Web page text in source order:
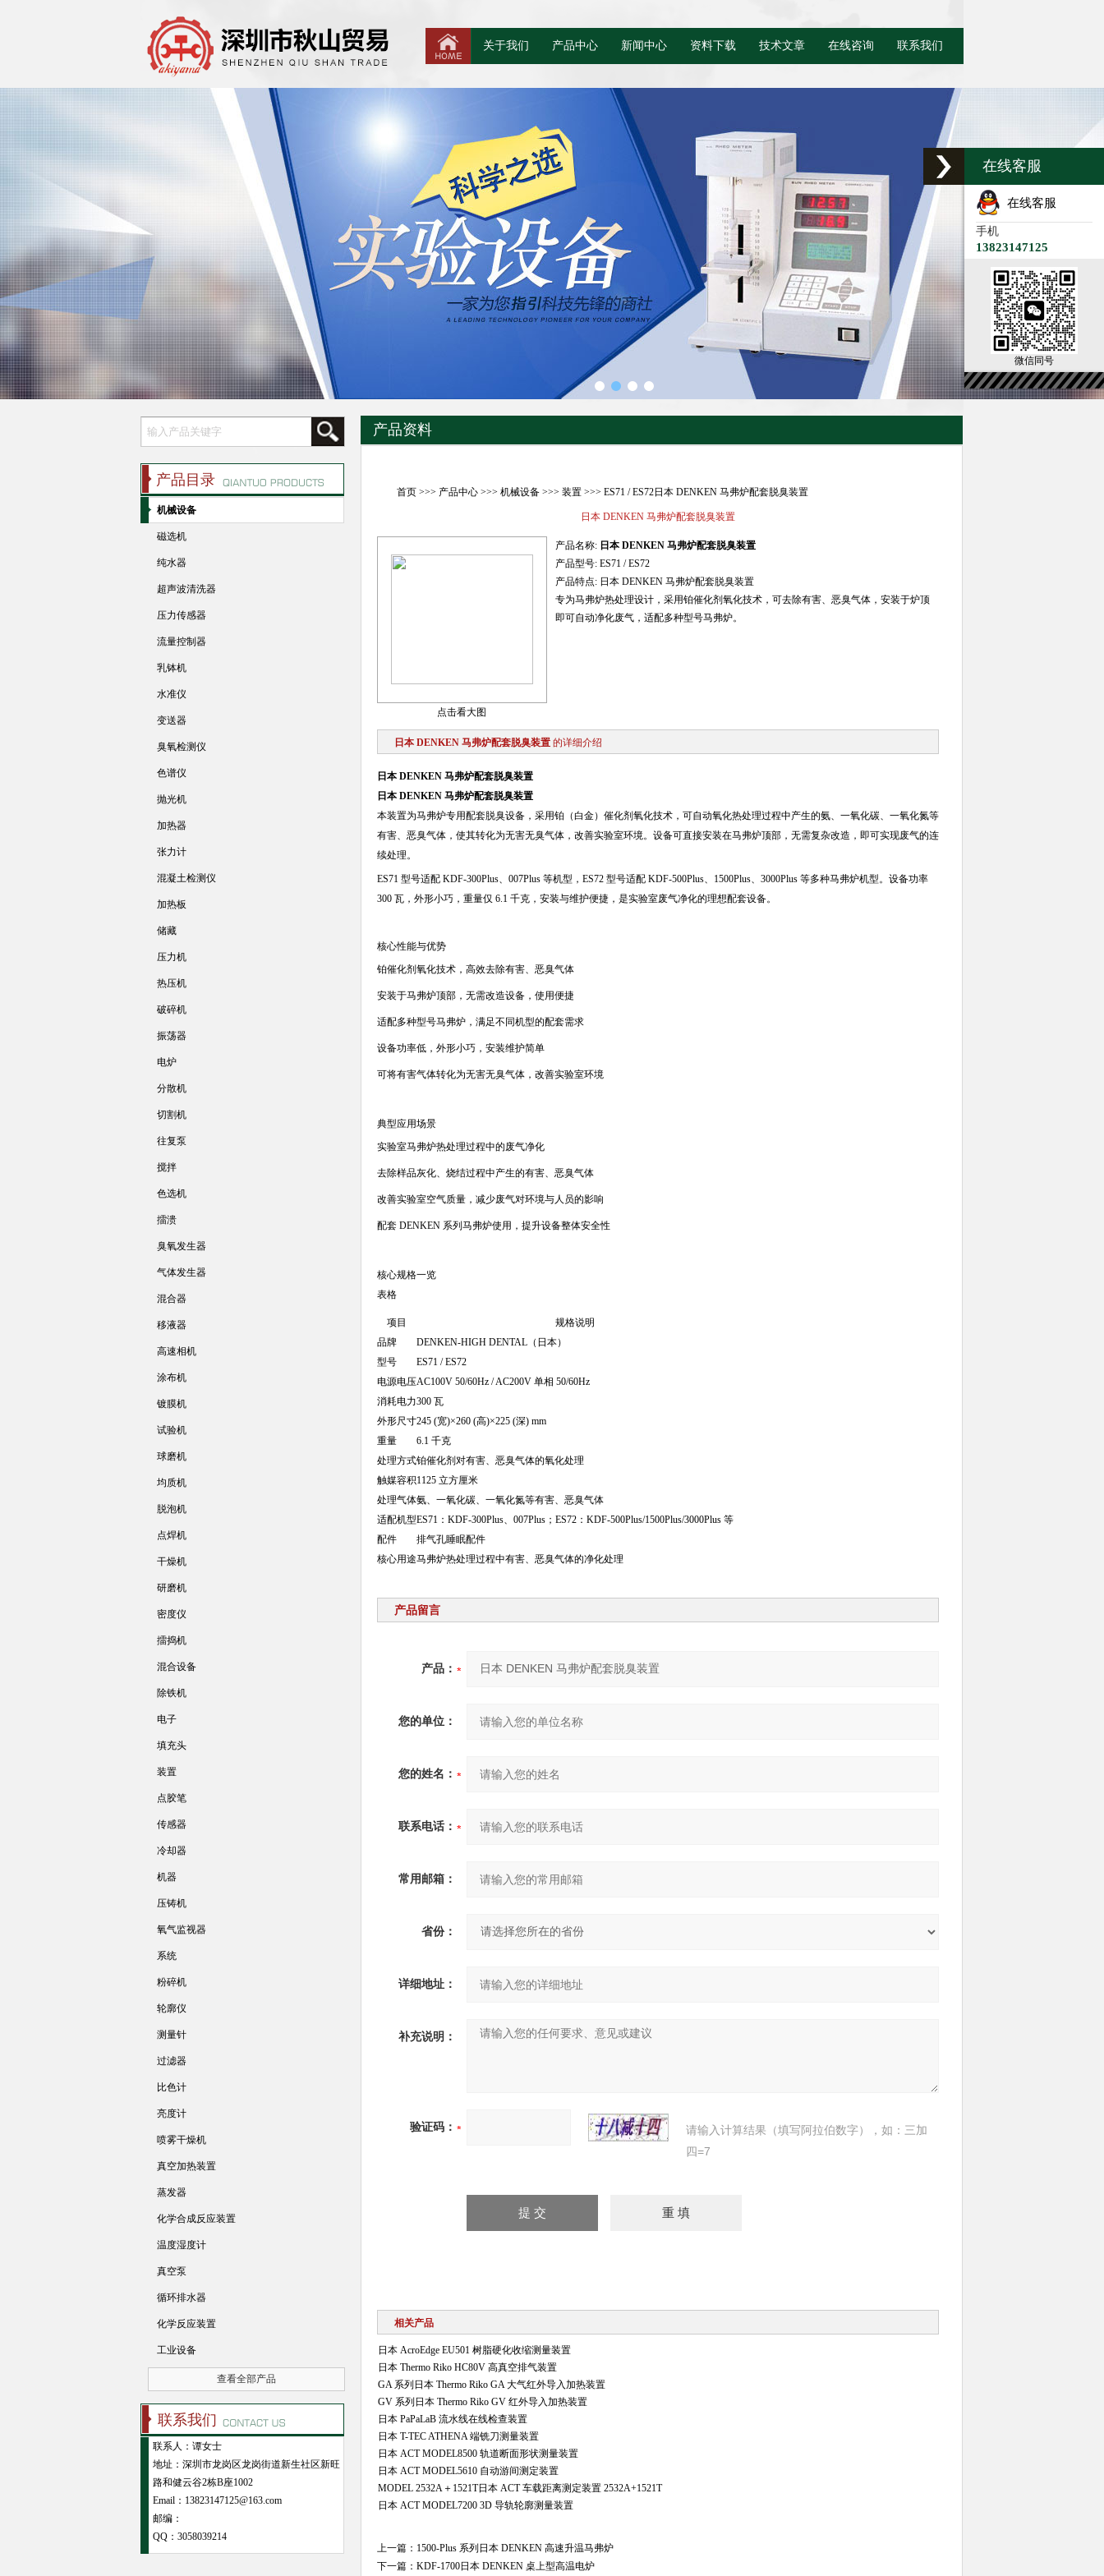
关于我们 产品中心 新闻中心 资料下载 技术文章 在线咨询 联系我们
产品资料
首页>>> 产品中心>>> 机械设备>>> 装置>>> ES71 / ES72日本 DENKEN 马弗炉配套脱臭装置
日本 DENKEN 马弗炉配套脱臭装置
点击看大图
产品名称: 日本 DENKEN 马弗炉配套脱臭装置
产品型号: ES71 / ES72
产品特点: 日本 DENKEN 马弗炉配套脱臭装置
专为马弗炉热处理设计，采用铂催化剂氧化技术，可去除有害、恶臭气体，安装于炉顶
即可自动净化废气，适配多种型号马弗炉。
日本 DENKEN 马弗炉配套脱臭装置 的详细介绍
日本 DENKEN 马弗炉配套脱臭装置
日本 DENKEN 马弗炉配套脱臭装置
本装置为马弗炉专用配套脱臭设备，采用铂（白金）催化剂氧化技术，可自动氧化热处理过程中产生的氨、一氧化碳、一氧化氮等
有害、恶臭气体，使其转化为无害无臭气体，改善实验室环境。设备可直接安装在马弗炉顶部，无需复杂改造，即可实现废气的连
续处理。
ES71 型号适配 KDF-300Plus、007Plus 等机型，ES72 型号适配 KDF-500Plus、1500Plus、3000Plus 等多种马弗炉机型。设备功率
300 瓦，外形小巧，重量仅 6.1 千克，安装与维护便捷，是实验室废气净化的理想配套设备。
核心性能与优势
铂催化剂氧化技术，高效去除有害、恶臭气体
安装于马弗炉顶部，无需改造设备，使用便捷
适配多种型号马弗炉，满足不同机型的配套需求
设备功率低，外形小巧，安装维护简单
可将有害气体转化为无害无臭气体，改善实验室环境
典型应用场景
实验室马弗炉热处理过程中的废气净化
去除样品灰化、烧结过程中产生的有害、恶臭气体
改善实验室空气质量，减少废气对环境与人员的影响
配套 DENKEN 系列马弗炉使用，提升设备整体安全性
核心规格一览
表格
项目
规格说明
品牌
DENKEN-HIGH DENTAL（日本）
型号
ES71 / ES72
电源电压AC100V 50/60Hz / AC200V 单相 50/60Hz
消耗电力300 瓦
外形尺寸245 (宽)×260 (高)×225 (深) mm
重量
6.1 千克
处理方式铂催化剂对有害、恶臭气体的氧化处理
触媒容积1125 立方厘米
处理气体氨、一氧化碳、一氧化氮等有害、恶臭气体
适配机型ES71：KDF-300Plus、007Plus；ES72：KDF-500Plus/1500Plus/3000Plus 等
配件
排气孔睡眠配件
核心用途马弗炉热处理过程中有害、恶臭气体的净化处理
产品留言
产品：
您的单位：
您的姓名：
联系电话：
常用邮箱：
省份：
详细地址：
补充说明：
验证码：
请输入计算结果（填写阿拉伯数字），如：三加
四=7
相关产品
日本 AcroEdge EU501 树脂硬化收缩测量装置
日本 Thermo Riko HC80V 高真空排气装置
GA 系列日本 Thermo Riko GA 大气红外导入加热装置
GV 系列日本 Thermo Riko GV 红外导入加热装置
日本 PaPaLaB 流水线在线检查装置
日本 T-TEC ATHENA 端铣刀测量装置
日本 ACT MODEL8500 轨道断面形状测量装置
日本 ACT MODEL5610 自动游间测定装置
MODEL 2532A＋1521T日本 ACT 车载距离测定装置 2532A+1521T
日本 ACT MODEL7200 3D 导轨轮廓测量装置
上一篇： 1500-Plus 系列日本 DENKEN 高速升温马弗炉
下一篇： KDF-1700日本 DENKEN 桌上型高温电炉
产品目录
机械设备
磁选机
纯水器
超声波清洗器
压力传感器
流量控制器
乳钵机
水准仪
变送器
臭氧检测仪
色谱仪
抛光机
加热器
张力计
混凝土检测仪
加热板
储藏
压力机
热压机
破碎机
振荡器
电炉
分散机
切割机
往复泵
搅拌
色选机
擂溃
臭氧发生器
气体发生器
混合器
移液器
高速相机
涂布机
镀膜机
试验机
球磨机
均质机
脱泡机
点焊机
干燥机
研磨机
密度仪
擂捣机
混合设备
除铁机
电子
填充头
装置
点胶笔
传感器
冷却器
机器
压铸机
氧气监视器
系统
粉碎机
轮廓仪
测量针
过滤器
比色计
亮度计
喷雾干燥机
真空加热装置
蒸发器
化学合成反应装置
温度湿度计
真空泵
循环排水器
化学反应装置
工业设备
查看全部产品
联系我们
联系人：谭女士
地址：深圳市龙岗区龙岗街道新生社区新旺
路和健云谷2栋B座1002
Email：13823147125@163.com
邮编：
QQ： 3058039214
在线客服
在线客服
手机
13823147125
微信同号